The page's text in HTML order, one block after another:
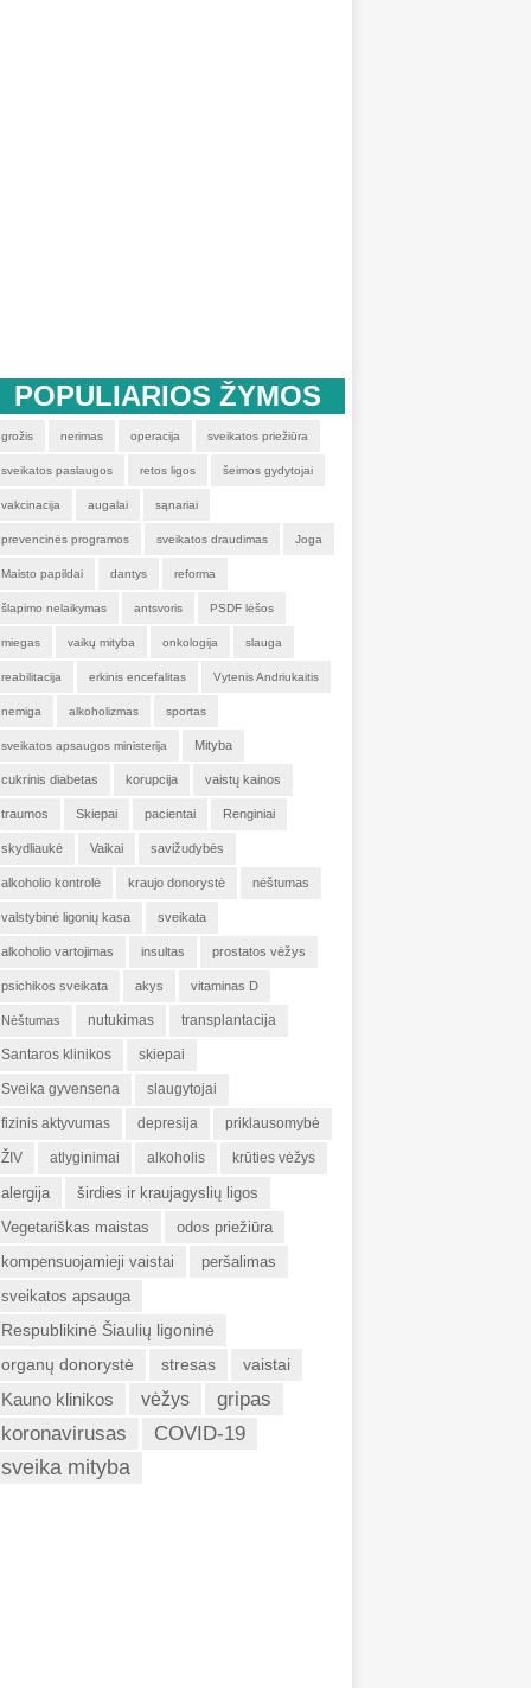
POPULIARIOS ŽYMOS
grožis nerimas operacija sveikatos priežiūra
sveikatos paslaugos retos ligos šeimos gydytojai
vakcinacija augalai sąnariai
prevencinės programos sveikatos draudimas Joga
Maisto papildai dantys reforma
šlapimo nelaikymas antsvoris PSDF lėšos
miegas vaikų mityba onkologija slauga
reabilitacija erkinis encefalitas Vytenis Andriukaitis
nemiga alkoholizmas sportas
sveikatos apsaugos ministerija Mityba
cukrinis diabetas korupcija vaistų kainos
traumos Skiepai pacientai Renginiai
skydliaukė Vaikai savižudybės
alkoholio kontrolė kraujo donorystė nėštumas
valstybinė ligonių kasa sveikata
alkoholio vartojimas insultas prostatos vėžys
psichikos sveikata akys vitaminas D
Nėštumas nutukimas transplantacija
Santaros klinikos skiepai
Sveika gyvensena slaugytojai
fizinis aktyvumas depresija priklausomybė
ŽIV atlyginimai alkoholis krūties vėžys
alergija
širdies ir kraujagyslių ligos
Vegetariškas maistas
odos priežiūra
kompensuojamieji vaistai
peršalimas
sveikatos apsauga
Respublikinė Šiaulių ligoninė
organų donorystė
stresas vaistai
Kauno klinikos vėžys
gripas
koronavirusas
COVID-19
sveika mityba